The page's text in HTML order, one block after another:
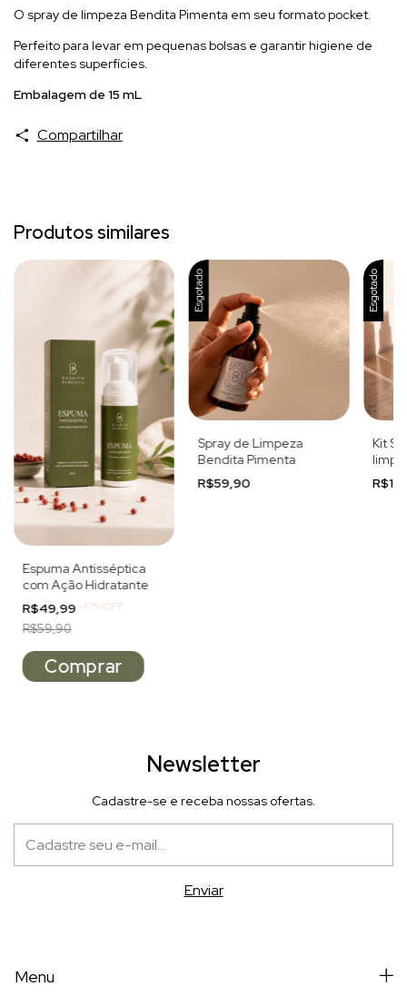
O spray de limpeza Bendita Pimenta em seu formato pocket.
Perfeito para levar em pequenas bolsas e garantir higiene de
diferentes superfícies.
Embalagem de 15 mL
Compartilhar
Produtos similares
Espuma Antisséptica
com Ação Hidratante
R$49,99 -17%OFF
R$59,90
Esgotado
Spray de Limpeza
Bendita Pimenta
R$59,90
Esgotado
Kit
Newsletter
Cadastre-se e receba nossas ofertas.
Menu